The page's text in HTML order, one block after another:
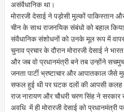
असंवैधानिक था।
मोरारजी देसाई ने पड़ोसी मुल्कों पाकिस्तान
चीन के साथ राजनयिक संबंधो को बहाल किया
संवैधानिक संशोधनों को उनके मूल रूप में
चुनाव प्रचार के दौरान मोरारजी देसाई ने
और जब वो प्रधानमंत्री बने तब उन्होंने
जनता पार्टी भ्रष्टाचार और आपातकाल जैसे
सफल हुई थी पर घटक दलों की आपसी कलह
राज नारायण और चौधरी चरण सिंह ने
अवधि में ही मोरारजी देसाई को प्रधानमंत्री